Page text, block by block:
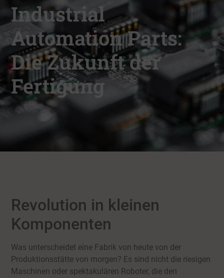
Industrial
Automation Parts:
Die Zukunft der
Fertigung
Revolution in kleinen
Komponenten
Was unterscheidet eine Fabrik von heute von der
Produktionsstätte von morgen? Es sind nicht die riesigen
Maschinen oder spektakulären Roboter, die den